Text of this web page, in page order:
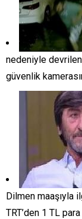
nedeniyle
güvenlik
Dilmen maaşıyla
TRT’den 1 TL